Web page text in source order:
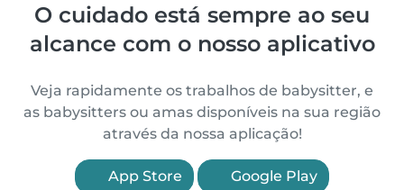
O cuidado está sempre ao seu
alcance com o nosso aplicativo
Veja rapidamente os trabalhos de babysitter, e
as babysitters ou amas disponíveis na sua região
através da nossa aplicação!
App Store Google Play